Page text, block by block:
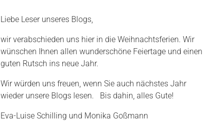
Liebe Leser unseres Blogs,
wir verabschieden uns hier in die Weihnachtsferien. Wir
wünschen Ihnen allen wunderschöne Feiertage und einen
guten Rutsch ins neue Jahr.
Wir würden uns freuen, wenn Sie auch nächstes Jahr
wieder unsere Blogs lesen. Bis dahin, alles Gute!
Eva-Luise Schilling und Monika Goßmann